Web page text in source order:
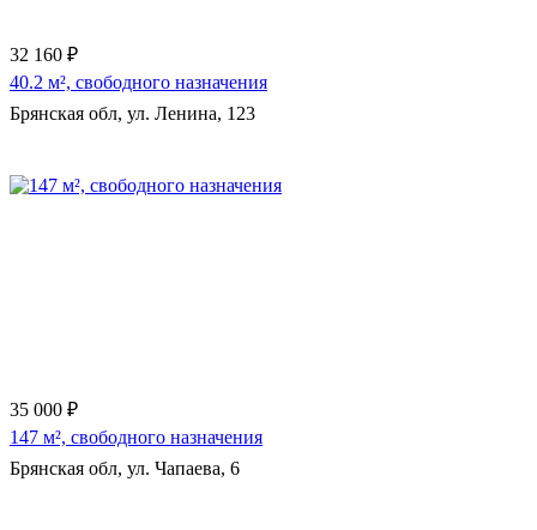
32 160 ₽
40.2 м², свободного назначения
Брянская обл, ул. Ленина, 123
35 000 ₽
147 м², свободного назначения
Брянская обл, ул. Чапаева, 6